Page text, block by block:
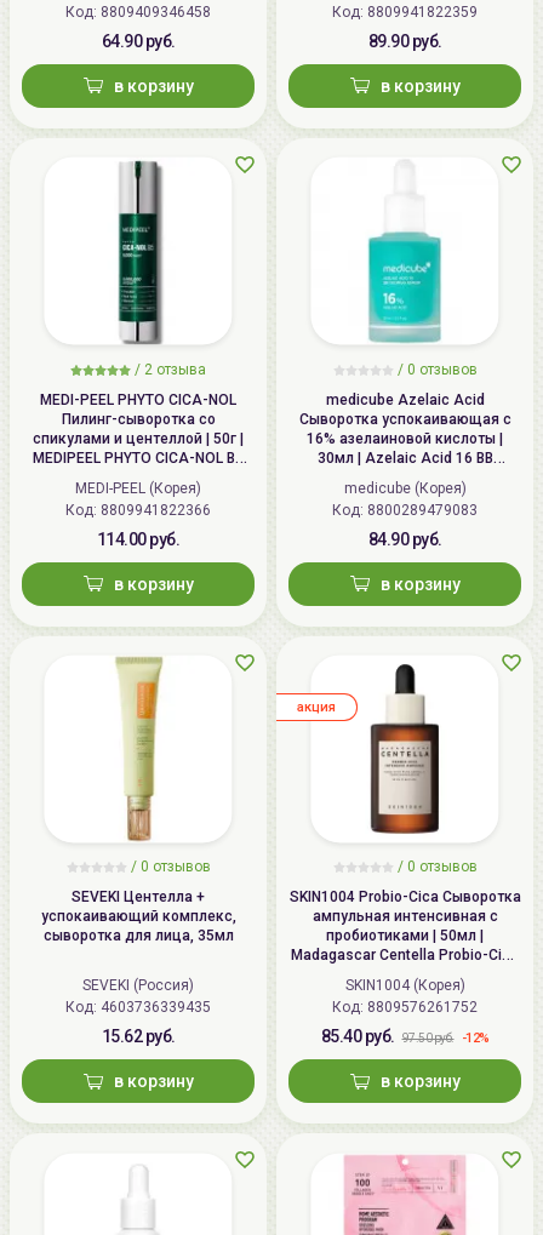
Код: 8809409346458
64.90 руб.
в корзину
Код: 8809941822359
89.90 руб.
в корзину
/ 2 отзыва
MEDI-PEEL PHYTO CICA-NOL
Пилинг-сыворотка со
спикулами и центеллой | 50г |
MEDIPEEL PHYTO CICA-NOL B5
6000 Shot Serum
MEDI-PEEL (Корея)
Код: 8809941822366
114.00 руб.
в корзину
/ 0 отзывов
medicube Azelaic Acid
Сыворотка успокаивающая с
16% азелаиновой кислоты |
30мл | Azelaic Acid 16 BB
Soothing Serum
medicube (Корея)
Код: 8800289479083
84.90 руб.
в корзину
/ 0 отзывов
SEVEKI Центелла +
успокаивающий комплекс,
сыворотка для лица, 35мл
SEVEKI (Россия)
Код: 4603736339435
15.62 руб.
в корзину
/ 0 отзывов
SKIN1004 Probio-Cica Сыворотка
ампульная интенсивная с
пробиотиками | 50мл |
Madagascar Centella Probio-Cica
Intensive Ampoule
SKIN1004 (Корея)
Код: 8809576261752
85.40 руб. 97.50 руб. -12%
в корзину
aкция